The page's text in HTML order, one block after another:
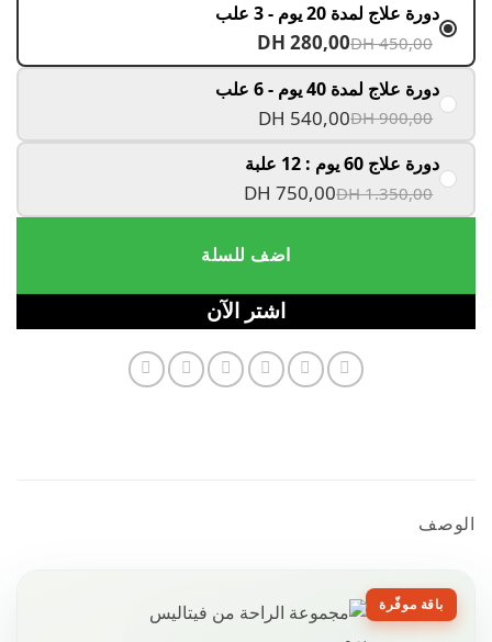
دورة علاج لمدة 20 يوم - 3 علب
DH 450,00
DH 280,00
دورة علاج لمدة 40 يوم - 6 علب
DH 900,00
DH 540,00
دورة علاج 60 يوم : 12 علبة
DH 1.350,00
DH 750,00
اضف للسلة
موفّرة